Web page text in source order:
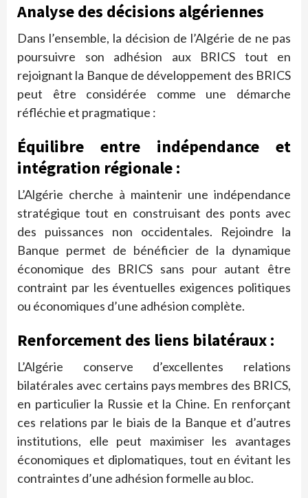
Analyse des décisions algériennes
Dans l’ensemble, la décision de l’Algérie de ne pas
poursuivre son adhésion aux BRICS tout en
rejoignant la Banque de développement des BRICS
peut être considérée comme une démarche
réfléchie et pragmatique :
Équilibre entre indépendance et
intégration régionale :
L’Algérie cherche à maintenir une indépendance
stratégique tout en construisant des ponts avec
des puissances non occidentales. Rejoindre la
Banque permet de bénéficier de la dynamique
économique des BRICS sans pour autant être
contraint par les éventuelles exigences politiques
ou économiques d’une adhésion complète.
Renforcement des liens bilatéraux :
L’Algérie conserve d’excellentes relations
bilatérales avec certains pays membres des BRICS,
en particulier la Russie et la Chine. En renforçant
ces relations par le biais de la Banque et d’autres
institutions, elle peut maximiser les avantages
économiques et diplomatiques, tout en évitant les
contraintes d’une adhésion formelle au bloc.